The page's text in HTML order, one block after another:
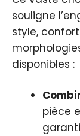
souligne
style,
disponibles :
pièce